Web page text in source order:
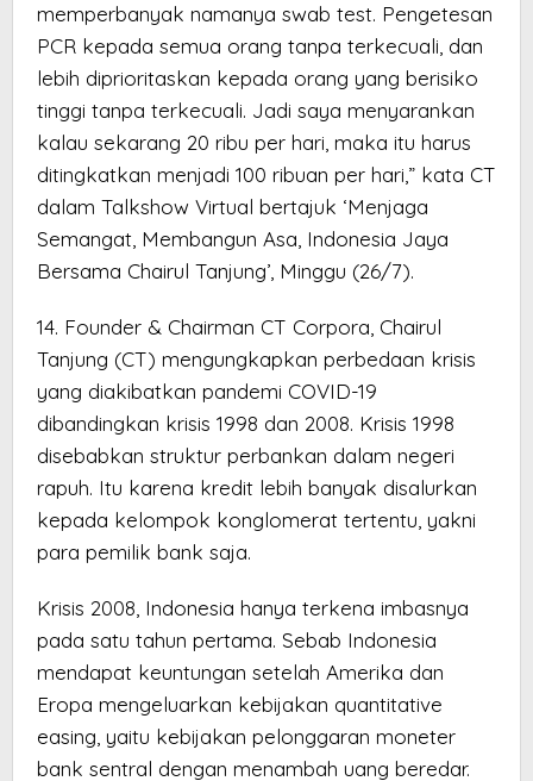
memperbanyak namanya swab test. Pengetesan
PCR kepada semua orang tanpa terkecuali, dan
lebih diprioritaskan kepada orang yang berisiko
tinggi tanpa terkecuali. Jadi saya menyarankan
kalau sekarang 20 ribu per hari, maka itu harus
ditingkatkan menjadi 100 ribuan per hari,” kata CT
dalam Talkshow Virtual bertajuk ‘Menjaga
Semangat, Membangun Asa, Indonesia Jaya
Bersama Chairul Tanjung’, Minggu (26/7).
14. Founder & Chairman CT Corpora, Chairul
Tanjung (CT) mengungkapkan perbedaan krisis
yang diakibatkan pandemi COVID-19
dibandingkan krisis 1998 dan 2008. Krisis 1998
disebabkan struktur perbankan dalam negeri
rapuh. Itu karena kredit lebih banyak disalurkan
kepada kelompok konglomerat tertentu, yakni
para pemilik bank saja.
Krisis 2008, Indonesia hanya terkena imbasnya
pada satu tahun pertama. Sebab Indonesia
mendapat keuntungan setelah Amerika dan
Eropa mengeluarkan kebijakan quantitative
easing, yaitu kebijakan pelonggaran moneter
bank sentral dengan menambah uang beredar.